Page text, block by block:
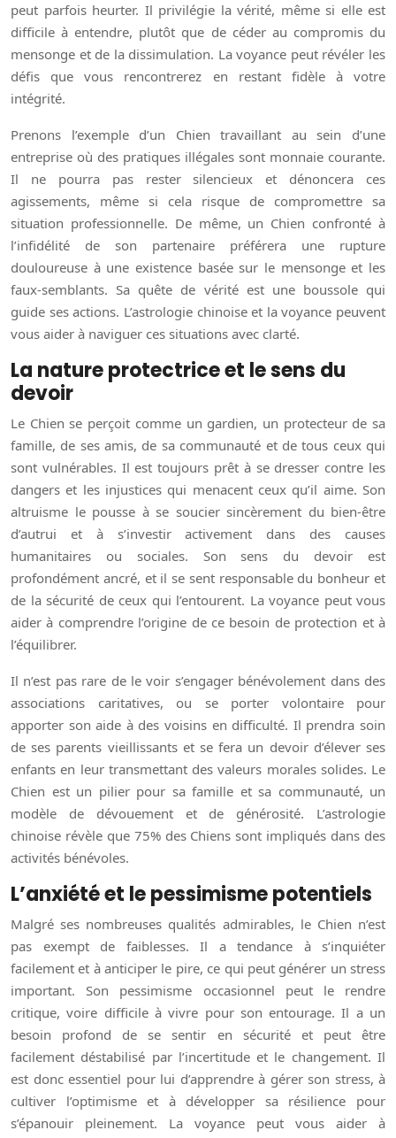
peut parfois heurter. Il privilégie la vérité, même si elle est
difficile à entendre, plutôt que de céder au compromis du
mensonge et de la dissimulation. La voyance peut révéler les
défis que vous rencontrerez en restant fidèle à votre
intégrité.
Prenons l’exemple d’un Chien travaillant au sein d’une
entreprise où des pratiques illégales sont monnaie courante.
Il ne pourra pas rester silencieux et dénoncera ces
agissements, même si cela risque de compromettre sa
situation professionnelle. De même, un Chien confronté à
l’infidélité de son partenaire préférera une rupture
douloureuse à une existence basée sur le mensonge et les
faux-semblants. Sa quête de vérité est une boussole qui
guide ses actions. L’astrologie chinoise et la voyance peuvent
vous aider à naviguer ces situations avec clarté.
La nature protectrice et le sens du
devoir
Le Chien se perçoit comme un gardien, un protecteur de sa
famille, de ses amis, de sa communauté et de tous ceux qui
sont vulnérables. Il est toujours prêt à se dresser contre les
dangers et les injustices qui menacent ceux qu’il aime. Son
altruisme le pousse à se soucier sincèrement du bien-être
d’autrui et à s’investir activement dans des causes
humanitaires ou sociales. Son sens du devoir est
profondément ancré, et il se sent responsable du bonheur et
de la sécurité de ceux qui l’entourent. La voyance peut vous
aider à comprendre l’origine de ce besoin de protection et à
l’équilibrer.
Il n’est pas rare de le voir s’engager bénévolement dans des
associations caritatives, ou se porter volontaire pour
apporter son aide à des voisins en difficulté. Il prendra soin
de ses parents vieillissants et se fera un devoir d’élever ses
enfants en leur transmettant des valeurs morales solides. Le
Chien est un pilier pour sa famille et sa communauté, un
modèle de dévouement et de générosité. L’astrologie
chinoise révèle que 75% des Chiens sont impliqués dans des
activités bénévoles.
L’anxiété et le pessimisme potentiels
Malgré ses nombreuses qualités admirables, le Chien n’est
pas exempt de faiblesses. Il a tendance à s’inquiéter
facilement et à anticiper le pire, ce qui peut générer un stress
important. Son pessimisme occasionnel peut le rendre
critique, voire difficile à vivre pour son entourage. Il a un
besoin profond de se sentir en sécurité et peut être
facilement déstabilisé par l’incertitude et le changement. Il
est donc essentiel pour lui d’apprendre à gérer son stress, à
cultiver l’optimisme et à développer sa résilience pour
s’épanouir pleinement. La voyance peut vous aider à